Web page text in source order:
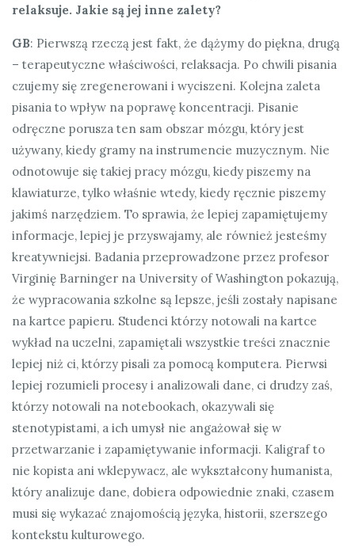
relaksuje. Jakie są jej inne zalety?
GB: Pierwszą rzeczą jest fakt, że dążymy do piękna, drugą
– terapeutyczne właściwości, relaksacja. Po chwili pisania
czujemy się zregenerowani i wyciszeni. Kolejna zaleta
pisania to wpływ na poprawę koncentracji. Pisanie
odręczne porusza ten sam obszar mózgu, który jest
używany, kiedy gramy na instrumencie muzycznym. Nie
odnotowuje się takiej pracy mózgu, kiedy piszemy na
klawiaturze, tylko właśnie wtedy, kiedy ręcznie piszemy
jakimś narzędziem. To sprawia, że lepiej zapamiętujemy
informacje, lepiej je przyswajamy, ale również jesteśmy
kreatywniejsi. Badania przeprowadzone przez profesor
Virginię Barninger na University of Washington pokazują,
że wypracowania szkolne są lepsze, jeśli zostały napisane
na kartce papieru. Studenci którzy notowali na kartce
wykład na uczelni, zapamiętali wszystkie treści znacznie
lepiej niż ci, którzy pisali za pomocą komputera. Pierwsi
lepiej rozumieli procesy i analizowali dane, ci drudzy zaś,
którzy notowali na notebookach, okazywali się
stenotypistami, a ich umysł nie angażował się w
przetwarzanie i zapamiętywanie informacji. Kaligraf to
nie kopista ani wklepywacz, ale wykształcony humanista,
który analizuje dane, dobiera odpowiednie znaki, czasem
musi się wykazać znajomością języka, historii, szerszego
kontekstu kulturowego.